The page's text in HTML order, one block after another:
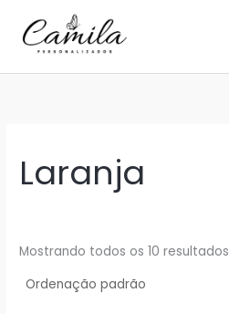
para
conteúdo
Laranja
Mostrando todos os 10 resultados